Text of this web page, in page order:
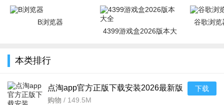
B浏览器
4399游戏盒2026版本大
谷歌浏览
本类排行
点淘app官方正版下载安装2026最新版
v4.57.18 2026手机版
购物 / 149.5M
下载